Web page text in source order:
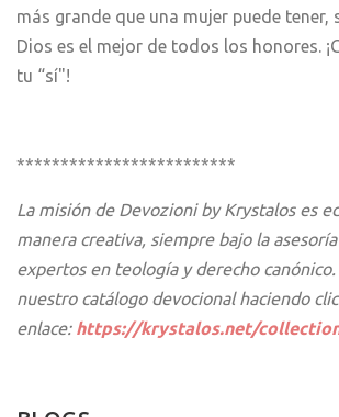
más grande que una mujer puede tener,
Dios es el mejor de todos los honores.
tu “sí"!
*************************
La misión de Devozioni by Krystalos es
manera creativa, siempre bajo la
expertos en teología y derecho
nuestro catálogo devocional haciendo
enlace: https://krystalos.net/